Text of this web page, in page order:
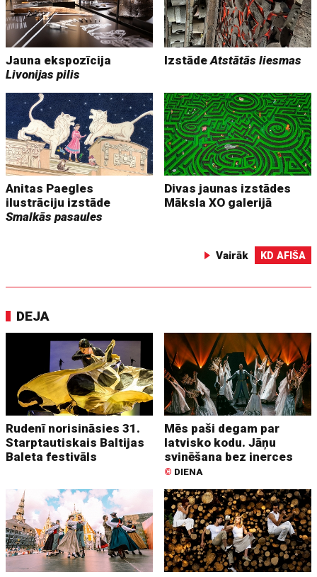
Jauna ekspozīcija
Livonijas pilis
IzstādeAtstātās liesmas
Anitas Paegles
ilustrāciju izstāde
Smalkās pasaules
Divas jaunas izstādes
Māksla XO galerijā
Vairāk KD AFIŠA
DEJA
Rudenī norisināsies 31.
Starptautiskais Baltijas
Baleta festivāls
Mēs paši degam par
latvisko kodu. Jāņu
svinēšana bez inerces
© DIENA